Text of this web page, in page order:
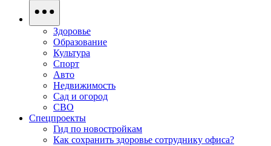
Здоровье
Образование
Культура
Спорт
Авто
Недвижимость
Сад и огород
СВО
Спецпроекты
Гид по новостройкам
Как сохранить здоровье сотруднику офиса?